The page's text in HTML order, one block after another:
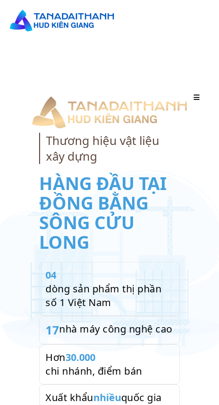
TRANG CHỦ
SẢN PHẨM
TIN TỨC
LIÊN HỆ
Thương hiệu vật liệu
xây dựng
HÀNG ĐẦU TẠI
ĐỒNG BẰNG
SÔNG CỬU
LONG
04
dòng sản phẩm thị phần
số 1 Việt Nam
17nhà máy công nghệ cao
Hơn30.000
chi nhánh, điểm bán
Xuất khẩunhiềuquốc gia